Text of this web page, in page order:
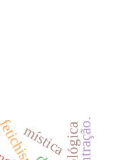
mística